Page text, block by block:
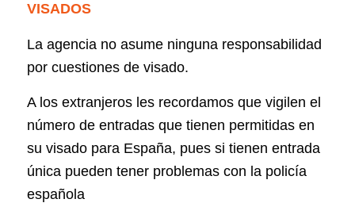
VISADOS
La agencia no asume ninguna responsabilidad
por cuestiones de visado.
A los extranjeros les recordamos que vigilen el
número de entradas que tienen permitidas en
su visado para España, pues si tienen entrada
única pueden tener problemas con la policía
española